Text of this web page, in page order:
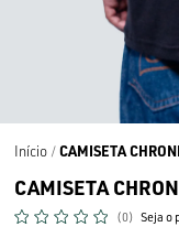
Início CAMISETA
CAMISETA
(0) Seja o